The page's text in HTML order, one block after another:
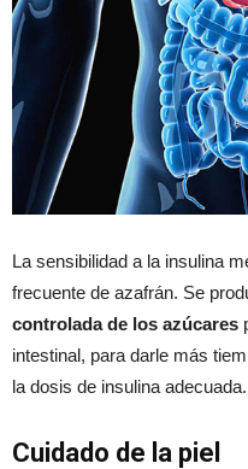
La sensibilidad a la insulina
frecuente de azafrán. Se
controlada de los azúcares
intestinal, para darle más
la dosis de insulina adecuada.
Cuidado de la piel